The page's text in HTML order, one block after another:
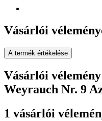
Vásárlói
A termék értékelése
Vásárlói
Weyrauch Nr. 9
1 vásárlói